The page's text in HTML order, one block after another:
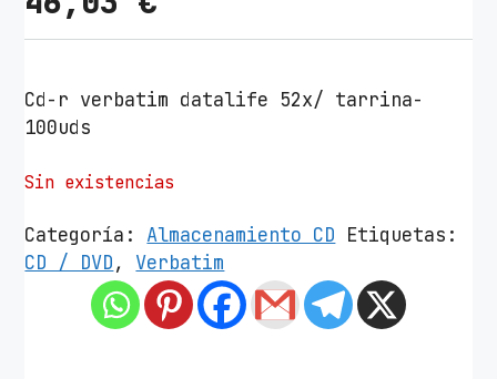
Cd-r verbatim datalife 52x/ tarrina-
100uds
Sin existencias
Categoría: Almacenamiento CD Etiquetas:
CD / DVD, Verbatim